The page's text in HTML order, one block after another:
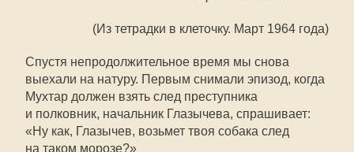
(Из тетрадки в клеточку. Март 1964 года)
Спустя непродолжительное время мы снова
выехали на натуру. Первым снимали эпизод, когда
Мухтар должен взять след преступника
и полковник, начальник Глазычева, спрашивает:
«Ну как, Глазычев, возьмет твоя собака след
на таком морозе?»